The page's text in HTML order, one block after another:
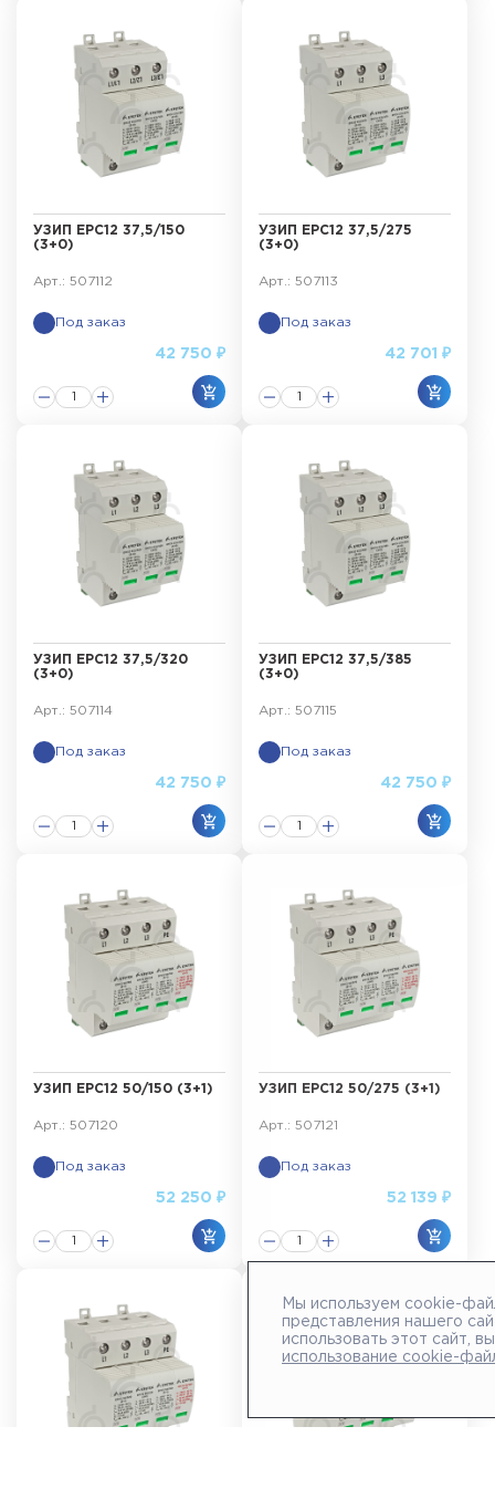
УЗИП ЕРС12 37,5/150
(3+0)
Арт.: 507112
Под заказ
42 750 ₽
УЗИП ЕРС12 37,5/275
(3+0)
Арт.: 507113
Под заказ
42 701 ₽
УЗИП ЕРС12 37,5/320
(3+0)
Арт.: 507114
Под заказ
42 750 ₽
УЗИП ЕРС12 37,5/385
(3+0)
Арт.: 507115
Под заказ
42 750 ₽
УЗИП ЕРС12 50/150 (3+1)
Арт.: 507120
Под заказ
52 250 ₽
УЗИП ЕРС12 50/275 (3+1)
Арт.: 507121
Под заказ
52 139 ₽
Мы используем cookie-
представления нашего
использовать этот сайт,
использование cookie-